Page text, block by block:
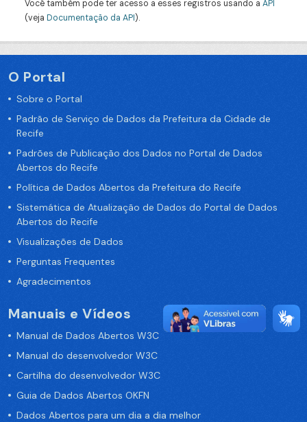
Você também pode ter acesso a esses registros usando a API
(veja Documentação da API).
O Portal
Sobre o Portal
Padrão de Serviço de Dados da Prefeitura da Cidade de
Recife
Padrões de Publicação dos Dados no Portal de Dados
Abertos do Recife
Política de Dados Abertos da Prefeitura do Recife
Sistemática de Atualização de Dados do Portal de Dados
Abertos do Recife
Visualizações de Dados
Perguntas Frequentes
Agradecimentos
Manuais e Vídeos
Manual de Dados Abertos W3C
Manual do desenvolvedor W3C
Cartilha do desenvolvedor W3C
Guia de Dados Abertos OKFN
Dados Abertos para um dia a dia melhor